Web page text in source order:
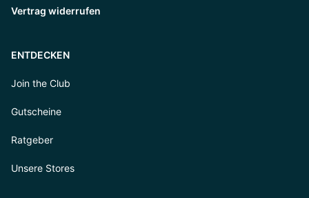
Vertrag widerrufen
ENTDECKEN
Join the Club
Gutscheine
Ratgeber
Unsere Stores